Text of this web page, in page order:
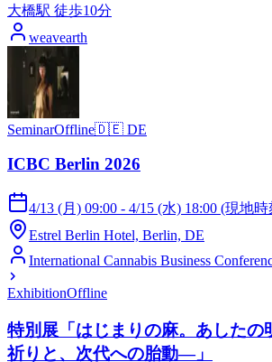
大橋駅 徒歩10分
weavearth
SeminarOffline🇩🇪 DE
ICBC Berlin 2026
4/13 (月) 09:00 - 4/15 (水) 18:00 (現地時
Estrel Berlin Hotel, Berlin, DE
International Cannabis Business
ExhibitionOffline
特別展「はじまりの麻。あした
祈りと、次代への胎動―」